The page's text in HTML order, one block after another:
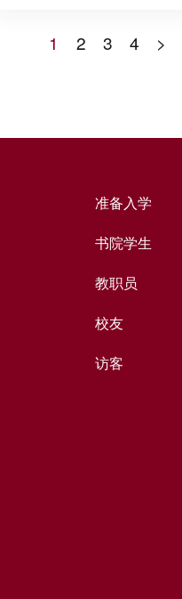
1 2 3 4 >
准备入学
书院学生
教职员
校友
访客